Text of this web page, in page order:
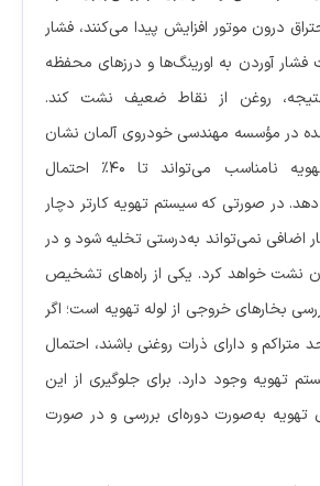
درون موتور افزایش پیدا می‌کنند، فشار
فشار آوردن به اورینگ‌ها و درزهای محفظه
روغن از نقاط ضعیف نشت کند.
در مؤسسه مهندسی خودروی آلمان نشان
داده که سیستم تهویه نامناسب می‌تواند تا ۴۰٪ احتمال
دهد. در صورتی که سیستم تهویه کارتر دچار
اضافی نمی‌تواند به‌درستی تخلیه شود و در
نشت خواهد کرد. یکی از راه‌های تشخیص
بخارهای خروجی از لوله تهویه است؛ اگر
متراکم و دارای ذرات روغنی باشند، احتمال
تهویه وجود دارد. برای جلوگیری از این
تهویه به‌صورت دوره‌ای بررسی و در صورت